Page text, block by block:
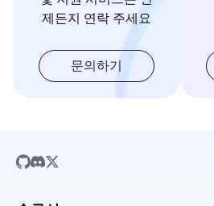
제든지 연락 주세요
문의하기